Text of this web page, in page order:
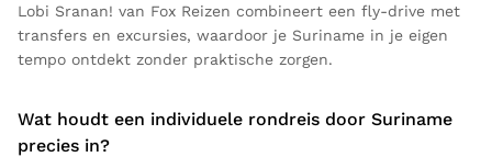
Lobi Sranan! van Fox Reizen combineert een fly-drive met
transfers en excursies, waardoor je Suriname in je eigen
tempo ontdekt zonder praktische zorgen.
Wat houdt een individuele rondreis door Suriname
precies in?